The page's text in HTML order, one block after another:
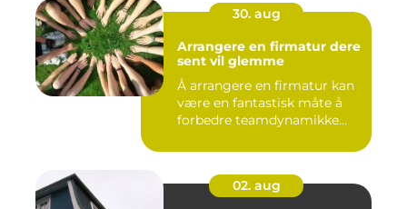
30. aug
Arrangere en firmatur dere
sent vil glemme
Å arrangere en firmatur kan
være en fantastisk måte å
forbedre teamdynamikke...
02. aug